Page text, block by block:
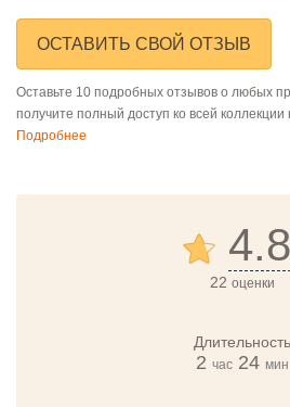
ОСТАВИТЬ СВОЙ ОТЗЫВ
Оставьте 10 подробных отзывов о любых
получите полный доступ ко всей
Подробнее
4.8
22 оценки
Длительность
2 час 24 мин